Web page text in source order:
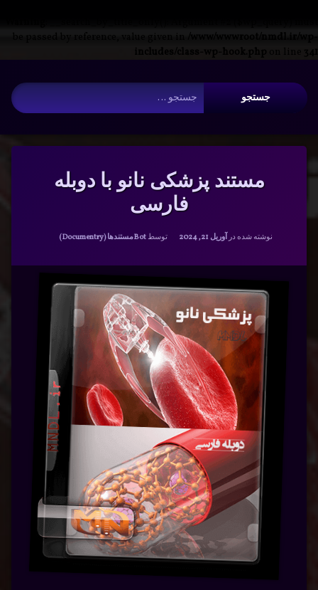
محتوا
آرشیو
جستجو برای:
مستند پزشکی نانو با دوبله
فارسی
نوشته شده درآوریل 21, 2024 توسطBotدسته بندی ها:
مستندها (Documentry)